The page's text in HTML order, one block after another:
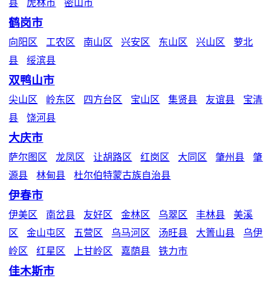
县
虎林市 密山市
鹤岗市
向阳区 工农区 南山区 兴安区 东山区 兴山区
萝北
县
绥滨县
双鸭山市
尖山区 岭东区 四方台区 宝山区 集贤县 友谊县
宝清
县
饶河县
大庆市
萨尔图区 龙凤区 让胡路区 红岗区 大同区 肇州县
肇
源县
林甸县 杜尔伯特蒙古族自治县
伊春市
伊美区 南岔县 友好区 金林区 乌翠区 丰林县
美溪
区
金山屯区 五营区 乌马河区 汤旺县 大箐山县
乌伊
岭区
红星区 上甘岭区 嘉荫县 铁力市
佳木斯市